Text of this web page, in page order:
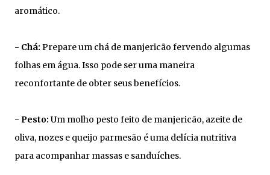
aromático.
- Chá: Prepare um chá de manjericão fervendo algumas
folhas em água. Isso pode ser uma maneira
reconfortante de obter seus benefícios.
- Pesto: Um molho pesto feito de manjericão, azeite de
oliva, nozes e queijo parmesão é uma delícia nutritiva
para acompanhar massas e sanduíches.